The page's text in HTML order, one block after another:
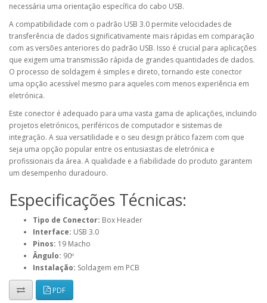
necessária uma orientação específica do cabo USB.
A compatibilidade com o padrão USB 3.0 permite velocidades de
transferência de dados significativamente mais rápidas em comparação
com as versões anteriores do padrão USB. Isso é crucial para aplicações
que exigem uma transmissão rápida de grandes quantidades de dados.
O processo de soldagem é simples e direto, tornando este conector
uma opção acessível mesmo para aqueles com menos experiência em
eletrónica.
Este conector é adequado para uma vasta gama de aplicações, incluindo
projetos eletrónicos, periféricos de computador e sistemas de
integração. A sua versatilidade e o seu design prático fazem com que
seja uma opção popular entre os entusiastas de eletrónica e
profissionais da área. A qualidade e a fiabilidade do produto garantem
um desempenho duradouro.
Especificações Técnicas:
Tipo de Conector: Box Header
Interface: USB 3.0
Pinos: 19 Macho
Ângulo: 90º
Instalação: Soldagem em PCB
PDF